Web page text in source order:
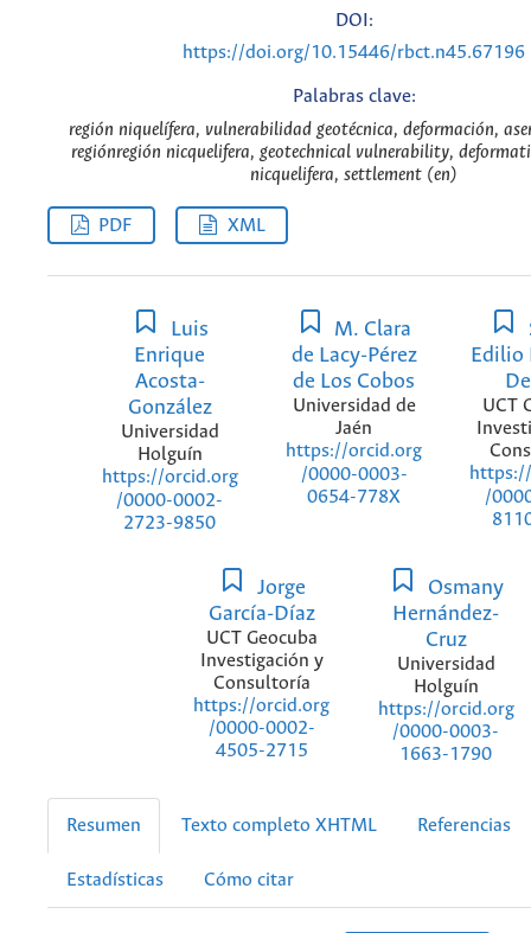
DOI:
https://doi.org/10.15446/rbct.n45.67196
Palabras clave:
región niquelífera, vulnerabilidad geotécnica, deformación,
regiónregión nicquelifera, geotechnical vulnerability,
nicquelifera, settlement (en)
PDF XML
Luis
Enrique
Acosta-
González
Universidad
Holguín
https://orcid.org
/0000-0002-
2723-9850
M. Clara
de Lacy-Pérez
de Los Cobos
Universidad de
Jaén
https://orcid.org
/0000-0003-
0654-778X
Edilio
UCT
/
Jorge
García-Díaz
UCT Geocuba
Investigación y
Consultoría
https://orcid.org
/0000-0002-
4505-2715
Osmany
Hernández-
Cruz
Universidad
Holguín
https://orcid.org
/0000-0003-
1663-1790
Resumen Texto completo XHTML Referencias
Estadísticas Cómo citar